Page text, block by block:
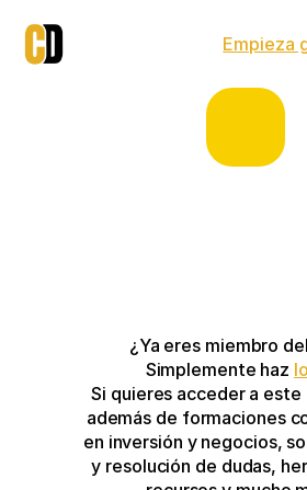
Empieza
¿Ya eres miembro
Simplemente haz
Si quieres acceder a
además de formaciones
en inversión y negocios,
y resolución de dudas,